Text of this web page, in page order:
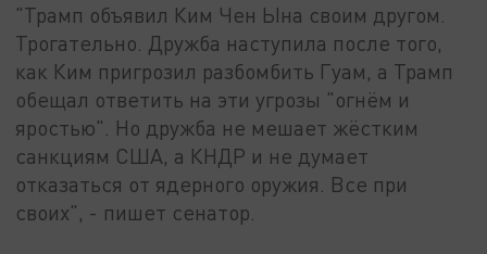
"Трамп объявил Ким Чен Ына своим другом.
Трогательно. Дружба наступила после того,
как Ким пригрозил разбомбить Гуам, а Трамп
обещал ответить на эти угрозы "огнём и
яростью". Но дружба не мешает жёстким
санкциям США, а КНДР и не думает
отказаться от ядерного оружия. Все при
своих", - пишет сенатор.